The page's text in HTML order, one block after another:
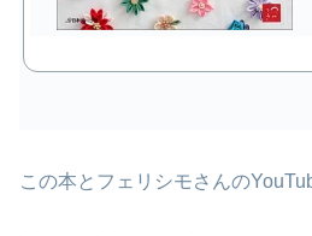
この本とフェリシモさんの